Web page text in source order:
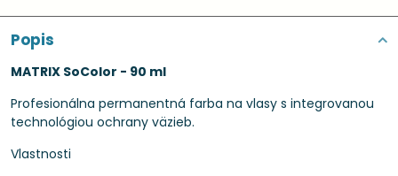
Popis
MATRIX SoColor - 90 ml
Profesionálna permanentná farba na vlasy s integrovanou
technológiou ochrany väzieb.
Vlastnosti